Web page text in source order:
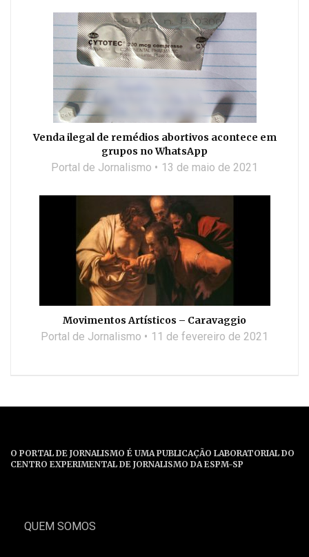
Venda ilegal de remédios abortivos acontece em
grupos no WhatsApp
Portal de Jornalismo 13 de maio de 2021
Movimentos Artísticos – Caravaggio
Portal de Jornalismo 11 de fevereiro de 2021
O PORTAL DE JORNALISMO É UMA PUBLICAÇÃO LABORATORIAL DO
CENTRO EXPERIMENTAL DE JORNALISMO DA ESPM-SP
QUEM SOMOS